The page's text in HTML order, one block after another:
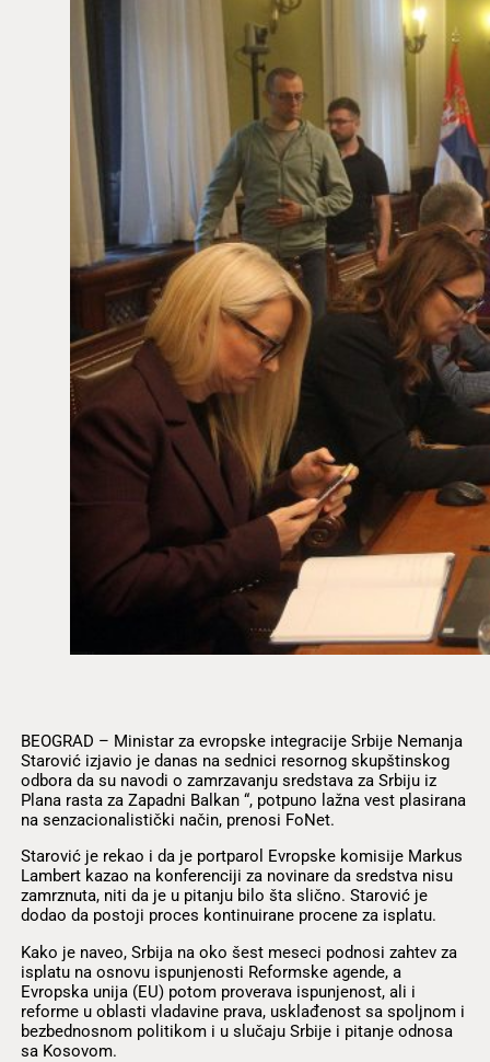
BEOGRAD – Ministar za evropske integracije Srbije Nemanja
Starović izjavio je danas na sednici resornog skupštinskog
odbora da su navodi o zamrzavanju sredstava za Srbiju iz
Plana rasta za Zapadni Balkan “, potpuno lažna vest plasirana
na senzacionalistički način, prenosi FoNet.
Starović je rekao i da je portparol Evropske komisije Markus
Lambert kazao na konferenciji za novinare da sredstva nisu
zamrznuta, niti da je u pitanju bilo šta slično. Starović je
dodao da postoji proces kontinuirane procene za isplatu.
Kako je naveo, Srbija na oko šest meseci podnosi zahtev za
isplatu na osnovu ispunjenosti Reformske agende, a
Evropska unija (EU) potom proverava ispunjenost, ali i
reforme u oblasti vladavine prava, usklađenost sa spoljnom i
bezbednosnom politikom i u slučaju Srbije i pitanje odnosa
sa Kosovom.